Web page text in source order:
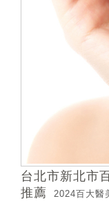
台北市新北市
推薦
2024百大醫